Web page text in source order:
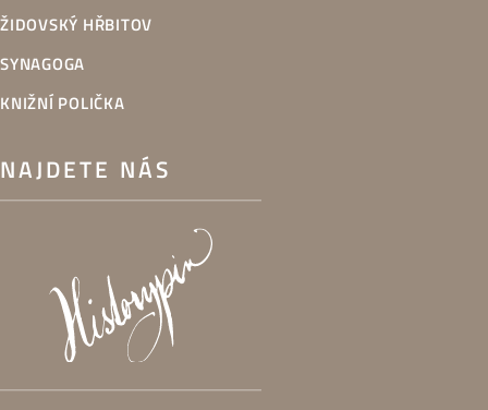
ŽIDOVSKÝ HŘBITOV
SYNAGOGA
KNIŽNÍ POLIČKA
NAJDETE NÁS